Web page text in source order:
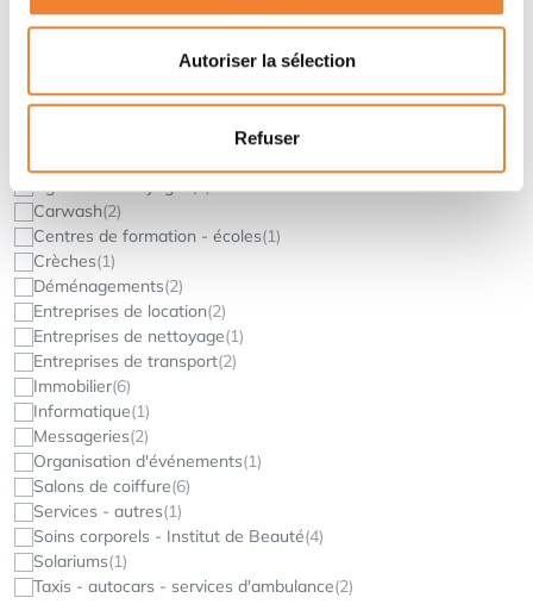
Autoriser la sélection
Refuser
Secteur
Agences de voyages(1)
Carwash(2)
Centres de formation - écoles(1)
Crèches(1)
Déménagements(2)
Entreprises de location(2)
Entreprises de nettoyage(1)
Entreprises de transport(2)
Immobilier(6)
Informatique(1)
Messageries(2)
Organisation d'événements(1)
Salons de coiffure(6)
Services - autres(1)
Soins corporels - Institut de Beauté(4)
Solariums(1)
Taxis - autocars - services d'ambulance(2)